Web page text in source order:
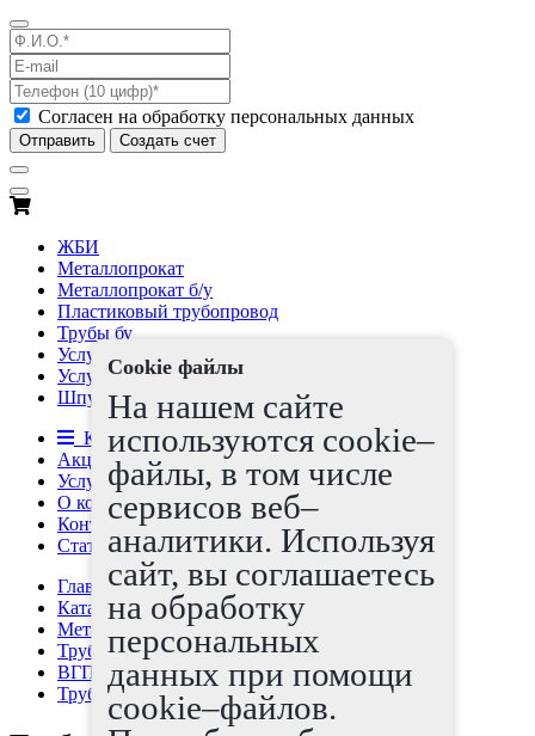
Согласен на обработку персональных данных
Отправить Создать счет
ЖБИ
Металлопрокат
Металлопрокат б/у
Пластиковый трубопровод
Трубы бу
Услуги
Услуги по трубам б/у
Шпунт Ларсена
Каталог товаров
Акции
Услуги
О компании
Контакты
Статьи
Главная страница
Каталог
Металлопрокат
Трубы
ВГП, электросварные трубы
Трубы электросварные низколегированные
Cookie файлы
На нашем сайте
используются cookie–
файлы, в том числе
сервисов веб–
аналитики. Используя
сайт, вы соглашаетесь
на обработку
персональных
данных при помощи
cookie–файлов.